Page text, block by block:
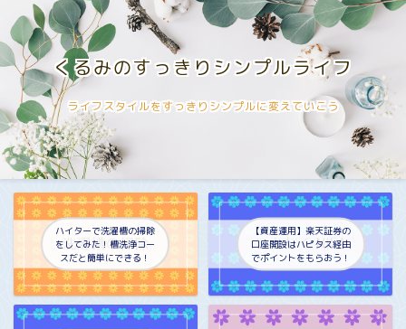
くるみのすっきりシンプルライフ
ライフスタイルをすっきりシンプルに変えていこう
ハイターで洗濯槽の掃除
をしてみた！槽洗浄コー
スだと簡単にできる！
【資産運用】楽天証券の
口座開設はハピタス経由
でポイントをもらおう！